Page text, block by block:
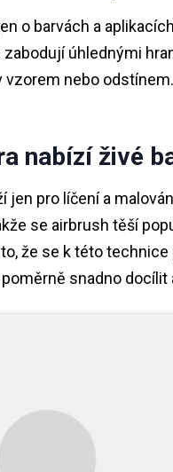
o barvách a
úhlednými
vzorem nebo
nabízí živé
jen pro líčení a
se airbrush těší
že se k této
snadno docílit